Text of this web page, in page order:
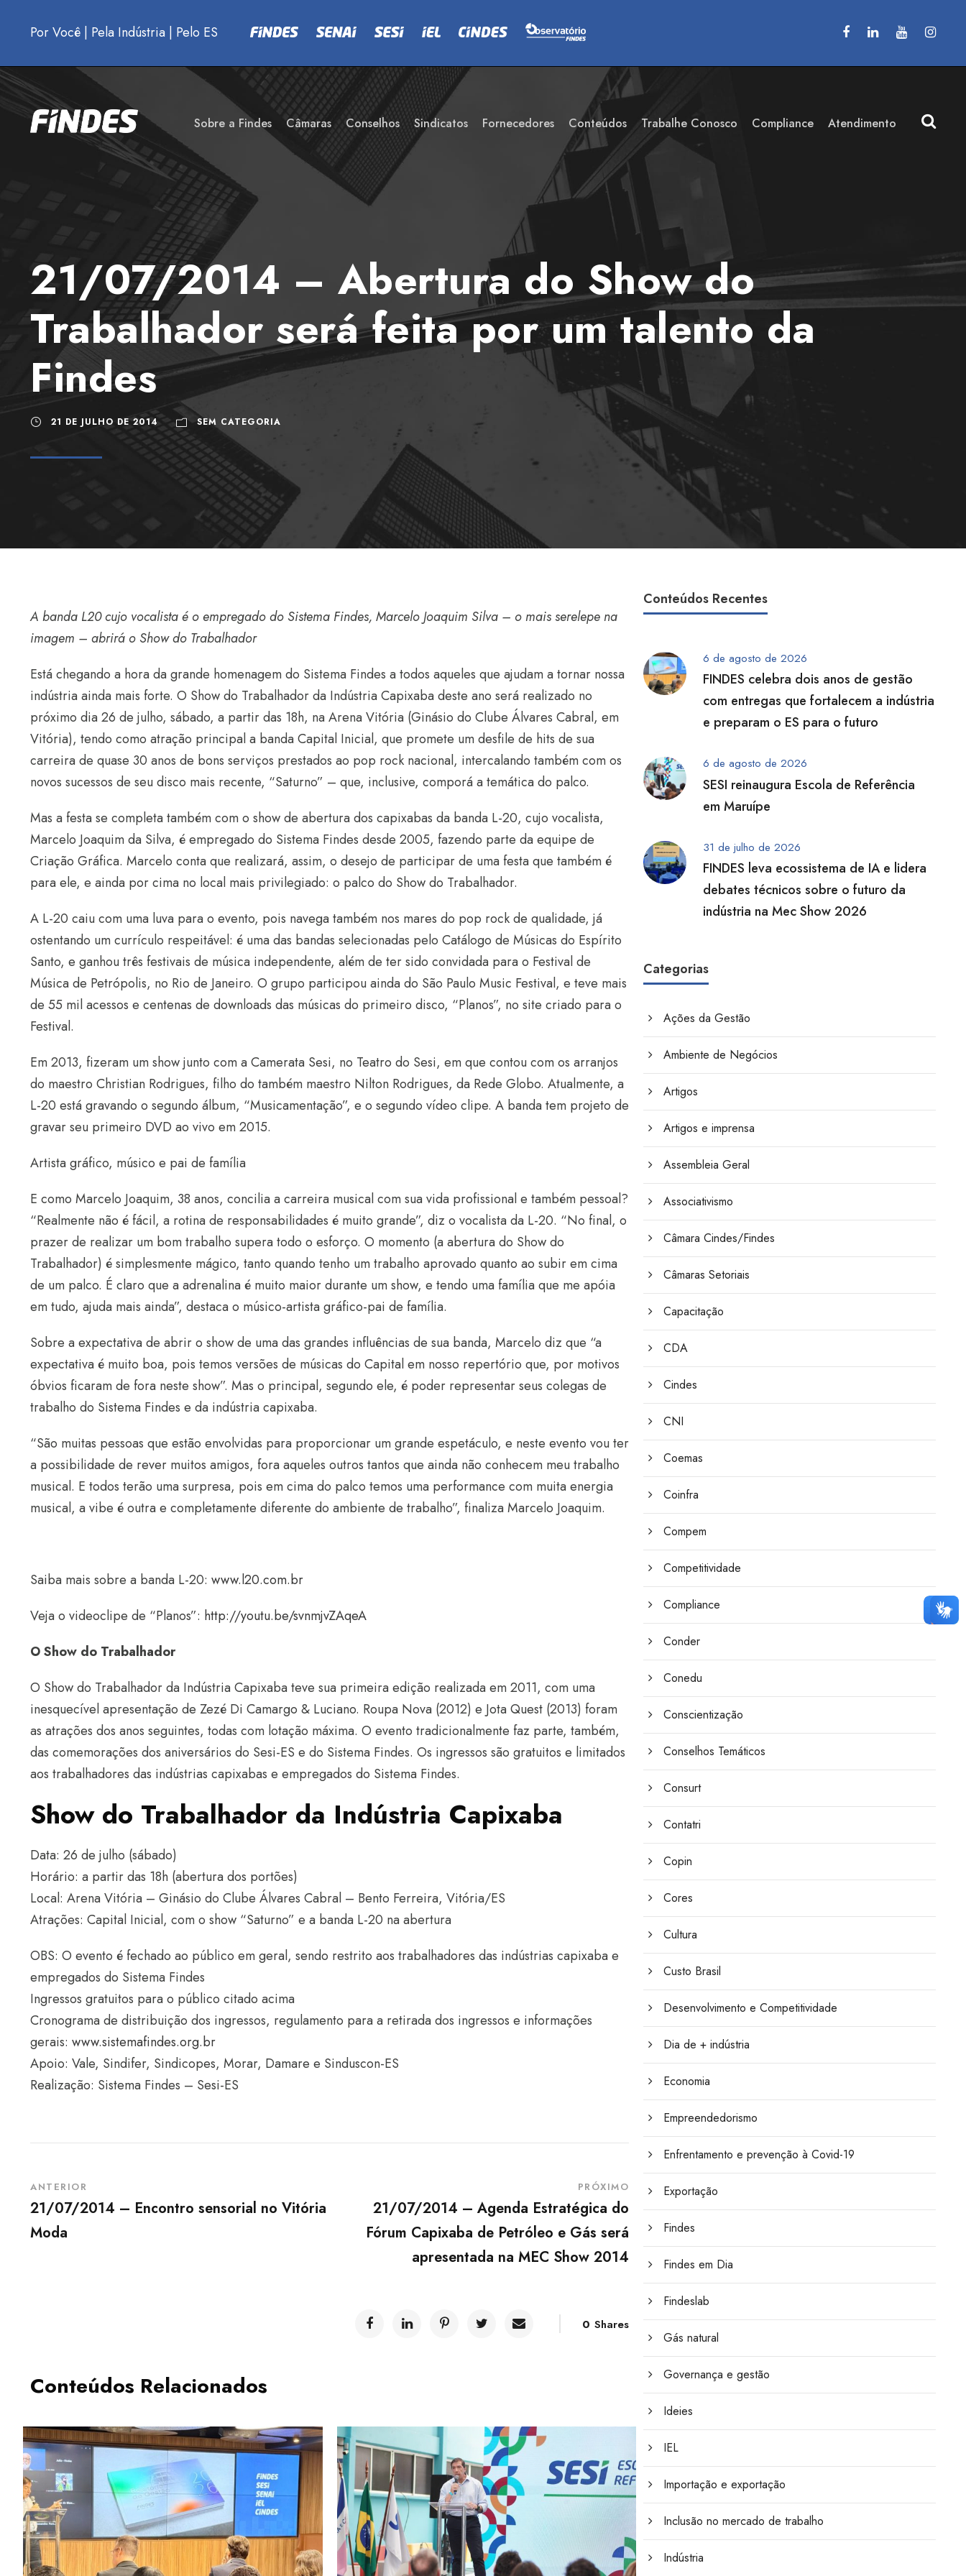
Por Você | Pela Indústria | Pelo ES
Sobre a Findes Câmaras Conselhos Sindicatos Fornecedores Conteúdos Trabalhe Conosco Compliance Atendimento
21/07/2014 – Abertura do Show do
Trabalhador será feita por um talento da
Findes
21 DE JULHO DE 2014 SEM CATEGORIA
A banda L20 cujo vocalista é o empregado do Sistema Findes, Marcelo Joaquim Silva – o mais serelepe na
imagem – abrirá o Show do Trabalhador
Está chegando a hora da grande homenagem do Sistema Findes a todos aqueles que ajudam a tornar nossa
indústria ainda mais forte. O Show do Trabalhador da Indústria Capixaba deste ano será realizado no
próximo dia 26 de julho, sábado, a partir das 18h, na Arena Vitória (Ginásio do Clube Álvares Cabral, em
Vitória), tendo como atração principal a banda Capital Inicial, que promete um desfile de hits de sua
carreira de quase 30 anos de bons serviços prestados ao pop rock nacional, intercalando também com os
novos sucessos de seu disco mais recente, “Saturno” – que, inclusive, comporá a temática do palco.
Mas a festa se completa também com o show de abertura dos capixabas da banda L-20, cujo vocalista,
Marcelo Joaquim da Silva, é empregado do Sistema Findes desde 2005, fazendo parte da equipe de
Criação Gráfica. Marcelo conta que realizará, assim, o desejo de participar de uma festa que também é
para ele, e ainda por cima no local mais privilegiado: o palco do Show do Trabalhador.
A L-20 caiu com uma luva para o evento, pois navega também nos mares do pop rock de qualidade, já
ostentando um currículo respeitável: é uma das bandas selecionadas pelo Catálogo de Músicas do Espírito
Santo, e ganhou três festivais de música independente, além de ter sido convidada para o Festival de
Música de Petrópolis, no Rio de Janeiro. O grupo participou ainda do São Paulo Music Festival, e teve mais
de 55 mil acessos e centenas de downloads das músicas do primeiro disco, “Planos”, no site criado para o
Festival.
Em 2013, fizeram um show junto com a Camerata Sesi, no Teatro do Sesi, em que contou com os arranjos
do maestro Christian Rodrigues, filho do também maestro Nilton Rodrigues, da Rede Globo. Atualmente, a
L-20 está gravando o segundo álbum, “Musicamentação”, e o segundo vídeo clipe. A banda tem projeto de
gravar seu primeiro DVD ao vivo em 2015.
Artista gráfico, músico e pai de família
E como Marcelo Joaquim, 38 anos, concilia a carreira musical com sua vida profissional e também pessoal?
“Realmente não é fácil, a rotina de responsabilidades é muito grande”, diz o vocalista da L-20. “No final, o
prazer de realizar um bom trabalho supera todo o esforço. O momento (a abertura do Show do
Trabalhador) é simplesmente mágico, tanto quando tenho um trabalho aprovado quanto ao subir em cima
de um palco. É claro que a adrenalina é muito maior durante um show, e tendo uma família que me apóia
em tudo, ajuda mais ainda”, destaca o músico-artista gráfico-pai de família.
Sobre a expectativa de abrir o show de uma das grandes influências de sua banda, Marcelo diz que “a
expectativa é muito boa, pois temos versões de músicas do Capital em nosso repertório que, por motivos
óbvios ficaram de fora neste show”. Mas o principal, segundo ele, é poder representar seus colegas de
trabalho do Sistema Findes e da indústria capixaba.
“São muitas pessoas que estão envolvidas para proporcionar um grande espetáculo, e neste evento vou ter
a possibilidade de rever muitos amigos, fora aqueles outros tantos que ainda não conhecem meu trabalho
musical. E todos terão uma surpresa, pois em cima do palco temos uma performance com muita energia
musical, a vibe é outra e completamente diferente do ambiente de trabalho”, finaliza Marcelo Joaquim.
Saiba mais sobre a banda L-20: www.l20.com.br
Veja o videoclipe de “Planos”: http://youtu.be/svnmjvZAqeA
O Show do Trabalhador
O Show do Trabalhador da Indústria Capixaba teve sua primeira edição realizada em 2011, com uma
inesquecível apresentação de Zezé Di Camargo & Luciano. Roupa Nova (2012) e Jota Quest (2013) foram
as atrações dos anos seguintes, todas com lotação máxima. O evento tradicionalmente faz parte, também,
das comemorações dos aniversários do Sesi-ES e do Sistema Findes. Os ingressos são gratuitos e limitados
aos trabalhadores das indústrias capixabas e empregados do Sistema Findes.
Show do Trabalhador da Indústria Capixaba
Data: 26 de julho (sábado)
Horário: a partir das 18h (abertura dos portões)
Local: Arena Vitória – Ginásio do Clube Álvares Cabral – Bento Ferreira, Vitória/ES
Atrações: Capital Inicial, com o show “Saturno” e a banda L-20 na abertura
OBS: O evento é fechado ao público em geral, sendo restrito aos trabalhadores das indústrias capixaba e
empregados do Sistema Findes
Ingressos gratuitos para o público citado acima
Cronograma de distribuição dos ingressos, regulamento para a retirada dos ingressos e informações
gerais: www.sistemafindes.org.br
Apoio: Vale, Sindifer, Sindicopes, Morar, Damare e Sinduscon-ES
Realização: Sistema Findes – Sesi-ES
ANTERIOR
21/07/2014 – Encontro sensorial no Vitória
Moda
PRÓXIMO
21/07/2014 – Agenda Estratégica do
Fórum Capixaba de Petróleo e Gás será
apresentada na MEC Show 2014
0 Shares
Conteúdos Relacionados
Conteúdos Recentes
6 de agosto de 2026
FINDES celebra dois anos de gestão
com entregas que fortalecem a indústria
e preparam o ES para o futuro
6 de agosto de 2026
SESI reinaugura Escola de Referência
em Maruípe
31 de julho de 2026
FINDES leva ecossistema de IA e lidera
debates técnicos sobre o futuro da
indústria na Mec Show 2026
Categorias
Ações da Gestão
Ambiente de Negócios
Artigos
Artigos e imprensa
Assembleia Geral
Associativismo
Câmara Cindes/Findes
Câmaras Setoriais
Capacitação
CDA
Cindes
CNI
Coemas
Coinfra
Compem
Competitividade
Compliance
Conder
Conedu
Conscientização
Conselhos Temáticos
Consurt
Contatri
Copin
Cores
Cultura
Custo Brasil
Desenvolvimento e Competitividade
Dia de + indústria
Economia
Empreendedorismo
Enfrentamento e prevenção à Covid-19
Exportação
Findes
Findes em Dia
Findeslab
Gás natural
Governança e gestão
Ideies
IEL
Importação e exportação
Inclusão no mercado de trabalho
Indústria